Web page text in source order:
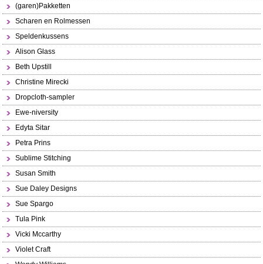
(garen)Pakketten
Scharen en Rolmessen
Speldenkussens
Alison Glass
Beth Upstill
Christine Mirecki
Dropcloth-sampler
Ewe-niversity
Edyta Sitar
Petra Prins
Sublime Stitching
Susan Smith
Sue Daley Designs
Sue Spargo
Tula Pink
Vicki Mccarthy
Violet Craft